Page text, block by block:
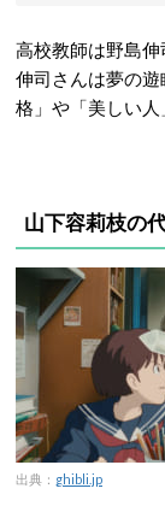
高校教師は野島
伸司さんは夢の
格」や「美しい人
山下容莉枝の
出典： ghibli.jp